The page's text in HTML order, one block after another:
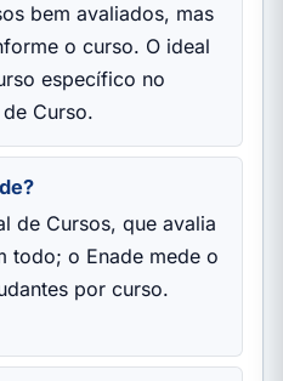
bem avaliados, mas
o curso. O ideal
específico no
Curso.
de Cursos, que avalia
todo; o Enade mede o
por curso.